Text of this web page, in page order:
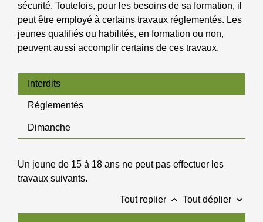
sécurité. Toutefois, pour les besoins de sa formation, il
peut être employé à certains travaux réglementés. Les
jeunes qualifiés ou habilités, en formation ou non,
peuvent aussi accomplir certains de ces travaux.
Interdits
Réglementés
Dimanche
Un jeune de 15 à 18 ans ne peut pas effectuer les
travaux suivants.
Tout replier keyboard_arrow_up Tout déplier keyboard_arrow_down